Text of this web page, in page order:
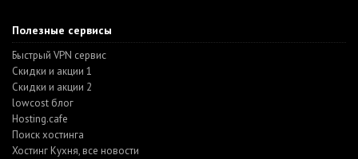
Полезные сервисы
Быстрый VPN сервис
Скидки и акции 1
Скидки и акции 2
lowcost блог
Hosting.cafe
Поиск хостинга
Хостинг Кухня, все новости